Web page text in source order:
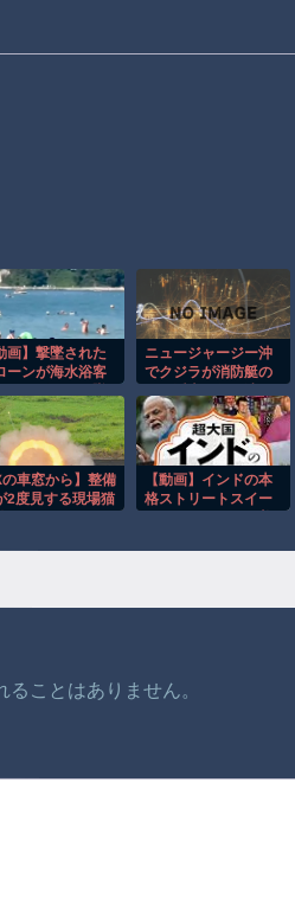
画】撃墜された
ーンが海水浴客
て3人死亡。
ニュージャージー沖
でクジラが消防艇の
衝撃映像！！
の車窓から】整備
2度見する現場猫
【動画】インドの本
格ストリートスイー
ことはありません。